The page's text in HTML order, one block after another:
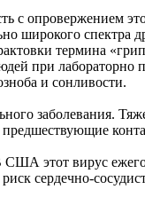
с опровержением
широкого спектра
термина
при
и сонливости.
заболевания.
этот вирус
сердечно-